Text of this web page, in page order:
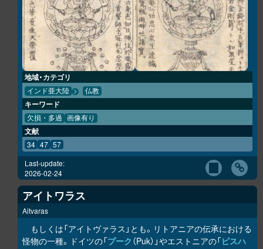
地域・カテゴリ
インド亜大陸 仏教
キーワード
欠損・多過 画像有り
文献
34 47 57
Last-update:
2026-02-24
アイトワラス
Aitvaras
もしくは「アイトヴァラス」とも。リトアニアの伝承における
怪物の一種。ドイツの「プーク （Puk）」やエストニアの「ピスハ